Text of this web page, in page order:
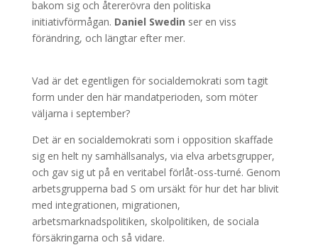
bakom sig och återerövra den politiska
initiativförmågan. Daniel Swedin ser en viss
förändring, och längtar efter mer.
Vad är det egentligen för socialdemokrati som tagit
form under den här mandatperioden, som möter
väljarna i september?
Det är en socialdemokrati som i opposition skaffade
sig en helt ny samhällsanalys, via elva arbetsgrupper,
och gav sig ut på en veritabel förlåt-oss-turné. Genom
arbetsgrupperna bad S om ursäkt för hur det har blivit
med integrationen, migrationen,
arbetsmarknadspolitiken, skolpolitiken, de sociala
försäkringarna och så vidare.